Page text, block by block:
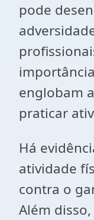
pode
englobam
praticar
Há
atividade
contra o
Além